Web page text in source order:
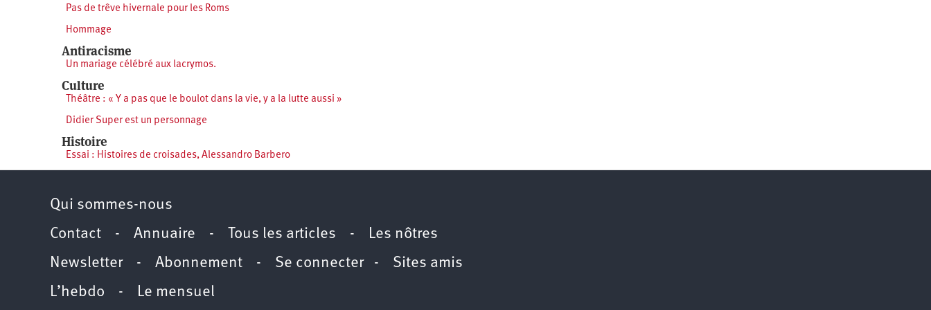
Pas de trêve hivernale pour les Roms
Hommage
Antiracisme
Un mariage célébré aux lacrymos.
Culture
Théâtre : « Y a pas que le boulot dans la vie, y a la lutte aussi »
Didier Super est un personnage
Histoire
Essai : Histoires de croisades, Alessandro Barbero
Qui sommes-nous
Contact - Annuaire - Tous les articles - Les nôtres
Newsletter- Abonnement - Se connecter- Sites amis
L’hebdo - Le mensuel